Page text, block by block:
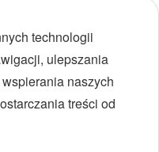
technologii
ulepszania
naszych
treści od